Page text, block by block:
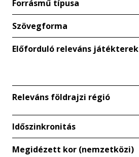
Forrásmű típusa
Szövegforma
Előforduló releváns játékterek
Releváns földrajzi régió
Időszinkronitás
Megidézett kor (nemzetközi)